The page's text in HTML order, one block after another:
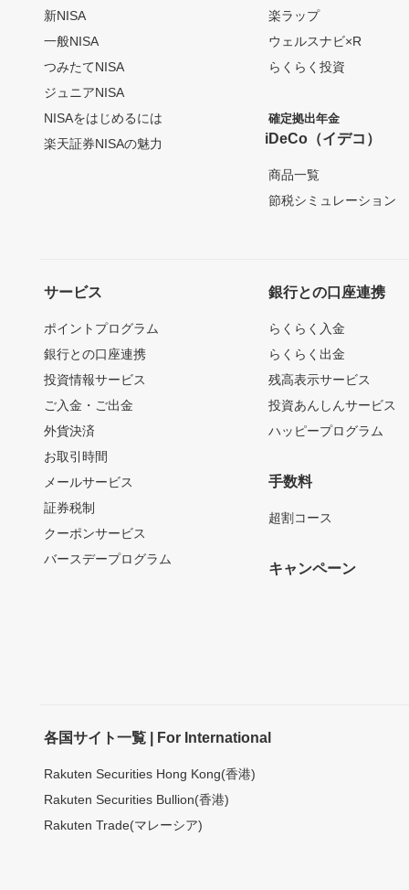
新NISA
一般NISA
つみたてNISA
ジュニアNISA
NISAをはじめるには
楽天証券NISAの魅力
楽ラップ
ウェルスナビ×R
らくらく投資
確定拠出年金
iDeCo（イデコ）
商品一覧
節税シミュレーション
サービス
ポイントプログラム
銀行との口座連携
投資情報サービス
ご入金・ご出金
外貨決済
お取引時間
メールサービス
証券税制
クーポンサービス
バースデープログラム
銀行との口座連携
らくらく入金
らくらく出金
残高表示サービス
投資あんしんサービス
ハッピープログラム
手数料
超割コース
キャンペーン
各国サイト一覧 | For International
Rakuten Securities Hong Kong(香港)
Rakuten Securities Bullion(香港)
Rakuten Trade(マレーシア)